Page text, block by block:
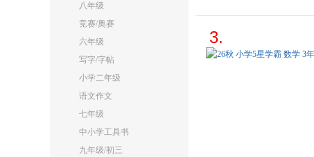
八年级
竞赛/奥赛
六年级
写字/字帖
小学二年级
语文作文
七年级
中小学工具书
九年级/初三
3.